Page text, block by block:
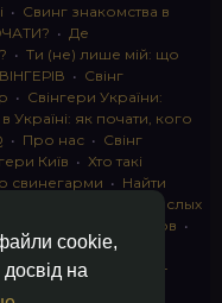
cookie,
на
• Свинг знакомства в
• Де
• Ти (не) лише мій: що
• Свінг
• Свінгери України:
Україні: як почати, кого
• Про нас • Свінг
Київ • Хто такі
свинегарми • Найти
instagram для взрослых
Клуб свингеров •
програма
Свинг-